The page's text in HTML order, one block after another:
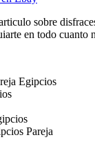
sobre
en todo
Egipcios
Pareja